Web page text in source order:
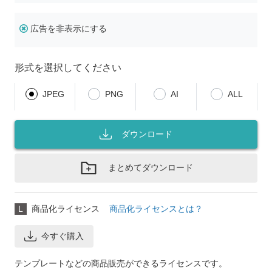
広告を非表示にする
形式を選択してください
JPEG PNG AI ALL
ダウンロード
まとめてダウンロード
L 商品化ライセンス 商品化ライセンスとは？
今すぐ購入
テンプレートなどの商品販売ができるライセンスです。